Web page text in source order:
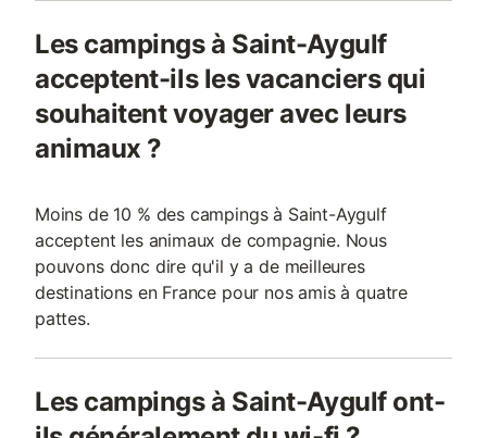
Les campings à Saint-Aygulf
acceptent-ils les vacanciers qui
souhaitent voyager avec leurs
animaux ?
Moins de 10 % des campings à Saint-Aygulf
acceptent les animaux de compagnie. Nous
pouvons donc dire qu'il y a de meilleures
destinations en France pour nos amis à quatre
pattes.
Les campings à Saint-Aygulf ont-